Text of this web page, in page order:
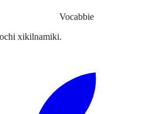
Vocabbie
xikilnamiki.